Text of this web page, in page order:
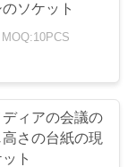
れな
ソケット
ィアの会議の
さの台紙の現
ト